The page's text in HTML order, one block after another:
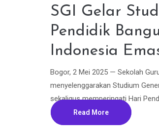
SGI Gelar
Pendidik
Indonesia
Bogor, 2 Mei 2025 — Sekolah
menyelenggarakan Studium
sekaligus memperingati Hari
Read More